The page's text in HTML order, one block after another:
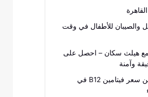
والصيبان للأطفال في وقت
مع هيلث سكان – احصل على
وآمنة
كل ما تحتاج معرفته عن سعر فيتامين B12 في